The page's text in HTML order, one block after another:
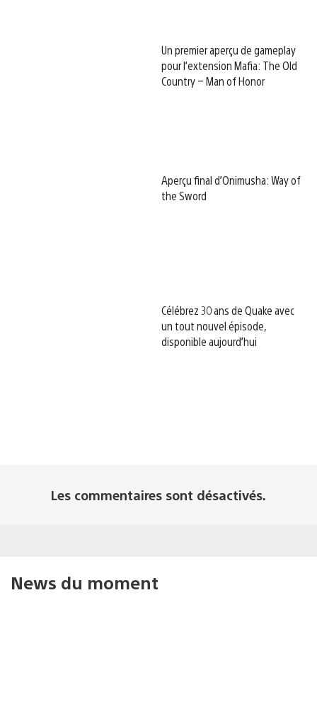
Un premier aperçu de gameplay
pour l’extension Mafia: The Old
Country – Man of Honor
Aperçu final d’Onimusha: Way of
the Sword
Célébrez 30 ans de Quake avec
un tout nouvel épisode,
disponible aujourd’hui
Les commentaires sont désactivés.
News du moment